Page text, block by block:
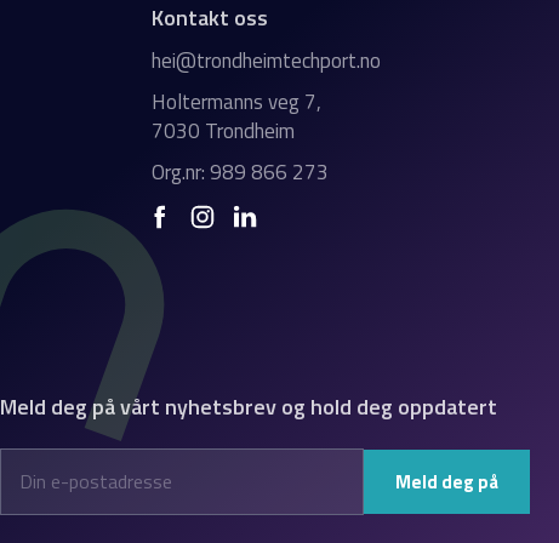
Kontakt oss
hei@trondheimtechport.no
Holtermanns veg 7,
7030 Trondheim
Org.nr: 989 866 273
Meld deg på vårt nyhetsbrev og hold deg oppdatert